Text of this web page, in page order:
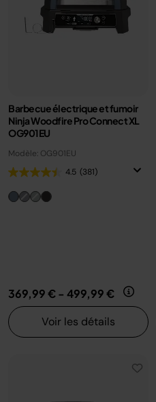
Barbecue électrique et fumoir
Ninja Woodfire Pro Connect XL
OG901EU
Modèle: OG901EU
4.5 (381)
369,99 €- 499,99 €
Voir les détails